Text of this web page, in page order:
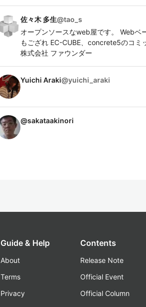
佐々木 多生@tao_s
オープンソースなweb屋です。 Webベ
もござれ EC-CUBE、concrete5のコミ
株式会社 ファウンダー
Yuichi Araki@yuichi_araki
@sakataakinori
Guide & Help
About
Terms
Privacy
Contents
Release Note
Official Event
Official Column